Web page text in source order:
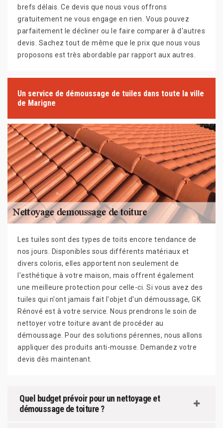
brefs délais. Ce devis que nous vous offrons
gratuitement ne vous engage en rien. Vous pouvez
parfaitement le décliner ou le faire comparer à d'autres
devis. Sachez tout de même que le prix que nous vous
proposons est très abordable par rapport aux autres.
Un service de démoussage de tuiles dans toute la ville
de Marigne
Les tuiles sont des types de toits encore tendance de
nos jours. Disponibles sous différents matériaux et
divers coloris, elles apportent non seulement de
l'esthétique à votre maison, mais offrent également
une meilleure protection pour celle-ci. Si vous avez des
tuiles qui n'ont jamais fait l'objet d'un démoussage, GK
Rénové est à votre service. Nous prendrons le soin de
nettoyer votre toiture avant de procéder au
démoussage. Pour des solutions pérennes, nous allons
appliquer des produits anti-mousse. Demandez votre
devis dès maintenant.
Quel budget prévoir pour un nettoyage et
démoussage de toiture ?